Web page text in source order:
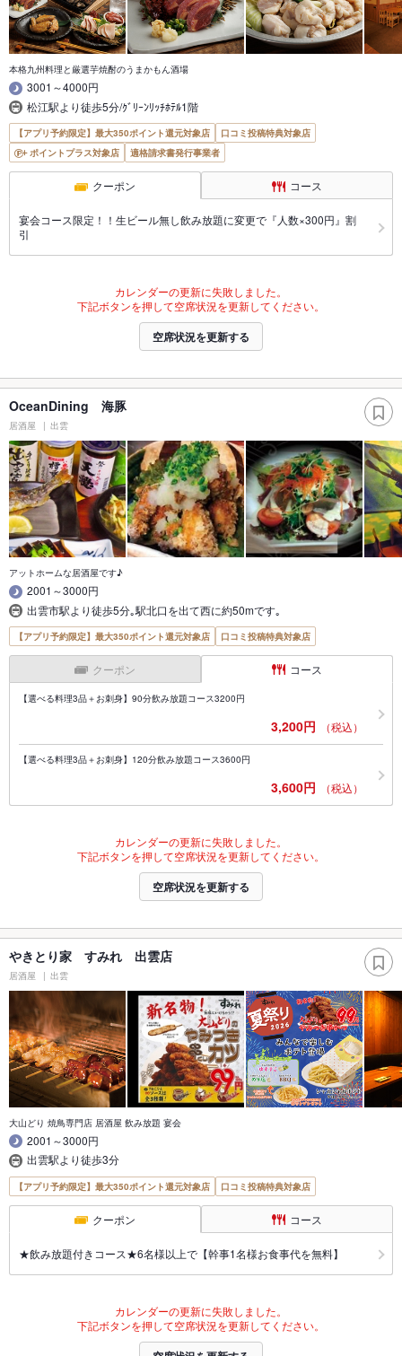
本格九州料理と厳選芋焼酎のうまかもん酒場
3001～4000円
松江駅より徒歩5分/ｸﾞﾘｰﾝﾘｯﾁﾎﾃﾙ1階
【アプリ予約限定】最大350ポイント還元対象店
口コミ投稿特典対象店
ポイントプラス対象店
適格請求書発行事業者
クーポン コース
宴会コース限定！！生ビール無し飲み放題に変更で『人数×300円』割
引
カレンダーの更新に失敗しました。
下記ボタンを押して空席状況を更新してください。
空席状況を更新する
OceanDining 海豚
居酒屋 出雲
アットホームな居酒屋です♪
2001～3000円
出雲市駅より徒歩5分｡駅北口を出て西に約50mです｡
【アプリ予約限定】最大350ポイント還元対象店 口コミ投稿特典対象店
クーポン コース
【選べる料理3品＋お刺身】90分飲み放題コース3200円
3,200円 （税込）
【選べる料理3品＋お刺身】120分飲み放題コース3600円
3,600円 （税込）
カレンダーの更新に失敗しました。
下記ボタンを押して空席状況を更新してください。
空席状況を更新する
やきとり家 すみれ 出雲店
居酒屋 出雲
大山どり 焼鳥専門店 居酒屋 飲み放題 宴会
2001～3000円
出雲駅より徒歩3分
【アプリ予約限定】最大350ポイント還元対象店 口コミ投稿特典対象店
クーポン コース
★飲み放題付きコース★6名様以上で【幹事1名様お食事代を無料】
カレンダーの更新に失敗しました。
下記ボタンを押して空席状況を更新してください。